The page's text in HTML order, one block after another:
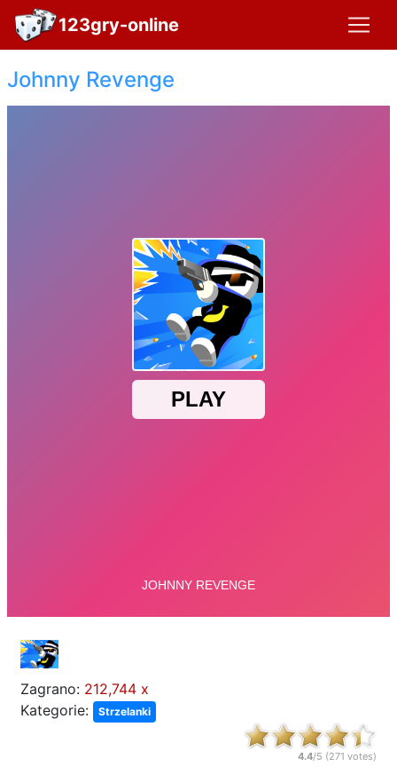
123gry-online
Johnny Revenge
Zagrano: 212,744 x
Kategorie:
Strzelanki
4.4/5 (271 votes)